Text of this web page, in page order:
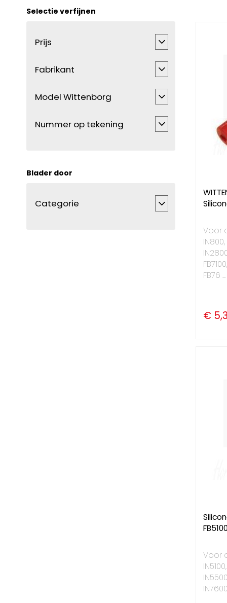
Selectie verfijnen
Prijs
Fabrikant
Model Wittenborg
Nummer op tekening
Blader door
Categorie
Voor
IN800,
FB76 ...
€
Voor